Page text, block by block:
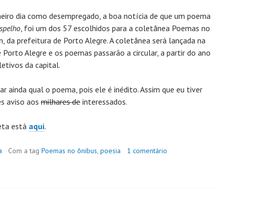
dia como desempregado, a boa notícia de que um poema
, foi um dos 57 escolhidos para a coletânea Poemas no
da prefeitura de Porto Alegre. A coletânea será lançada na
Porto Alegre e os poemas passarão a circular, a partir do ano
da capital.
ainda qual o poema, pois ele é inédito. Assim que eu tiver
aviso aos milhares de interessados.
está aqui.
Com a tag Poemas no ônibus, poesia 1 comentário